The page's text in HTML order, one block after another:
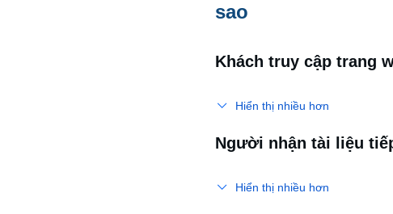
sao
Khách truy cập trang
Hiển thị nhiều hơn
Người nhận tài liệu
Hiển thị nhiều hơn